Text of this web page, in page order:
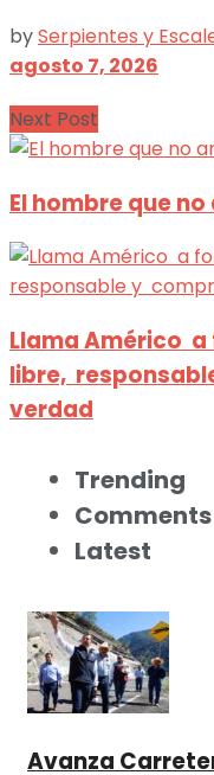
bySerpientes y
agosto 7, 2026
Next Post
El hombre que
Llama Américo
libre,
verdad
Trending
Comments
Latest
Avanza